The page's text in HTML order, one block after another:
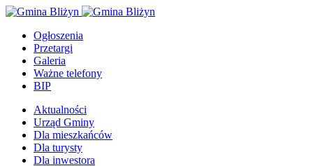
Ogłoszenia
Przetargi
Galeria
Ważne telefony
BIP
Aktualności
Urząd Gminy
Dla mieszkańców
Dla turysty
Dla inwestora